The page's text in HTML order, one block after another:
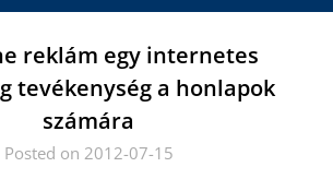
reklám egy internetes
tevékenység a honlapok
számára
Posted on 2012-07-15